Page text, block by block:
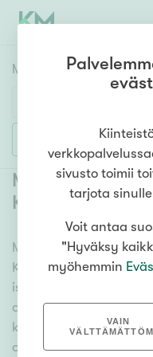
Myyntikohteet
Huoneluku
1h 2h
Asuntotyyppi
Kerros-/luhtitalo
Rivitalo/paritalo
Omakoti-/erillistalo
Maa- tai metsätila
Lisää hakuehtoja
Myytävät
Klaukkala
Meiltä löydät
Klaukkala niin
isoihin useamman
omakotitalokohteet ja
kiinteistönvälittäjien
on hyvä paikallinen
sivusto toimii
tarjota
Voit antaa
"Hyväksy
myöhemmin
VAIN